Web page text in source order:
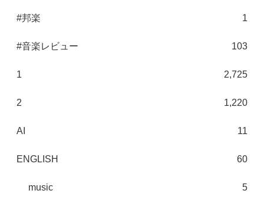
#邦楽 1
#音楽レビュー 103
1 2,725
2 1,220
AI 11
ENGLISH 60
music 5